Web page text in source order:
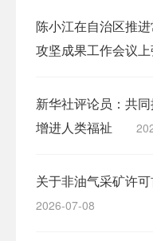
陈小江在自治区推
攻坚成果工作会议
新华社评论员：共同
增进人类福祉
关于非油气采矿许
2026-07-08